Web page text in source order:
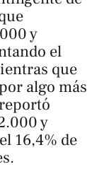
y
el
que
algo más
y
16,4% de